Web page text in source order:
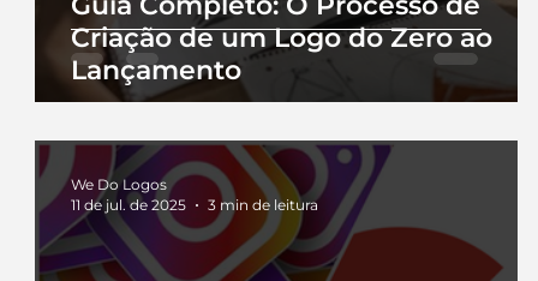
Criação de um Logo do Zero ao
Lançamento
We Do Logos
11 de jul. de 2025
3 min de leitura